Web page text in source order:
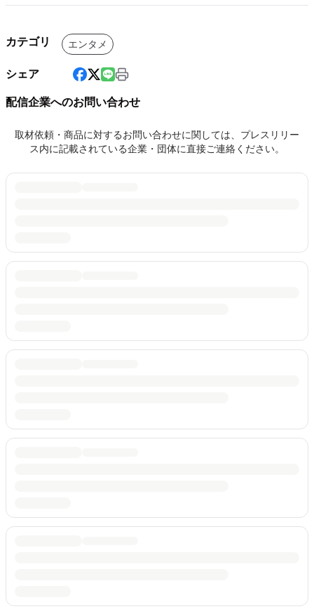
カテゴリ エンタメ
シェア
配信企業へのお問い合わせ
取材依頼・商品に対するお問い合わせに関しては、プレスリリー
ス内に記載されている企業・団体に直接ご連絡ください。